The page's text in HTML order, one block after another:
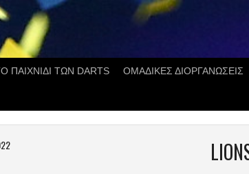
ΠΑΙΧΝΙΔΙ ΤΩΝ DARTS ΟΜΑΔΙΚΕΣ ΔΙΟΡΓΑΝΩΣΕΙΣ